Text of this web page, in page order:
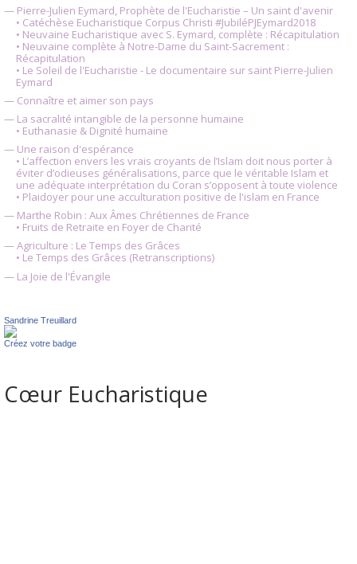
— Pierre-Julien Eymard, Prophète de l'Eucharistie – Un saint d'avenir
• Catéchèse Eucharistique Corpus Christi #JubiléPJEymard2018
• Neuvaine Eucharistique avec S. Eymard, complète : Récapitulation
• Neuvaine complète à Notre-Dame du Saint-Sacrement :
Récapitulation
• Le Soleil de l'Eucharistie - Le documentaire sur saint Pierre-Julien
Eymard
— Connaître et aimer son pays
— La sacralité intangible de la personne humaine
• Euthanasie & Dignité humaine
— Une raison d'espérance
• L’affection envers les vrais croyants de l’Islam doit nous porter à
éviter d’odieuses généralisations, parce que le véritable Islam et
une adéquate interprétation du Coran s’opposent à toute violence
• Plaidoyer pour une acculturation positive de l'islam en France
— Marthe Robin : Aux Âmes Chrétiennes de France
• Fruits de Retraite en Foyer de Charité
— Agriculture : Le Temps des Grâces
• Le Temps des Grâces (Retranscriptions)
— La Joie de l'Évangile
Sandrine Treuillard
Créez votre badge
Cœur Eucharistique